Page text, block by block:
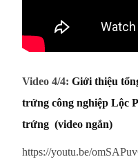
Video 4/4: Giới thiệu
trứng công nghiệp Lộc
trứng (video ngắn)
https://youtu.be/